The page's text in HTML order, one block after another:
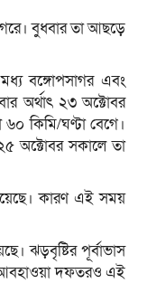
বুধবার তা আছড়ে
বঙ্গোপসাগর এবং
অর্থাৎ ২৩ অক্টোবর
কিমি/ঘণ্টা বেগে।
অক্টোবর সকালে তা
হয়েছে। কারণ এই সময়
ঝড়বৃষ্টির পূর্বাভাস
আবহাওয়া দফতরও এই